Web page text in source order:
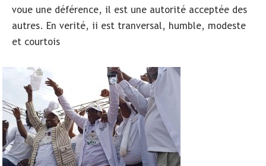
voue une déférence, il est une autorité acceptée des
autres. En verité, ii est tranversal, humble, modeste
et courtois